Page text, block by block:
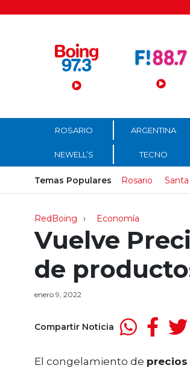
Menú Principal
ROSARIO ARGENTINA
NEWELL’S TECNO
Temas Populares Rosario
RedBoing Economía
Vuelve
de
enero 9, 2022
Compartir Noticia
El congelamiento de precios